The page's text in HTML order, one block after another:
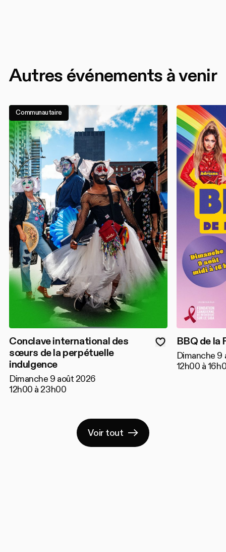
Autres événements à venir
Communautaire
Conclave international des
sœurs de la perpétuelle
indulgence
Dimanche 9 août 2026
12h00 à 23h00
BBQ de la
Dimanche 9
12h00 à
Voir tout